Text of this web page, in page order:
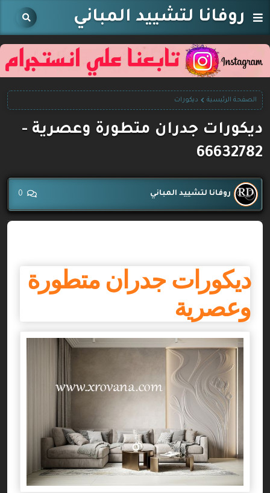
روفانا لتشييد المباني
الصفحة الرئيسية ديكورات
ديكورات جدران متطورة وعصرية -
66632782
روفانا لتشييد المباني
ديكورات جدران متطورة
وعصرية